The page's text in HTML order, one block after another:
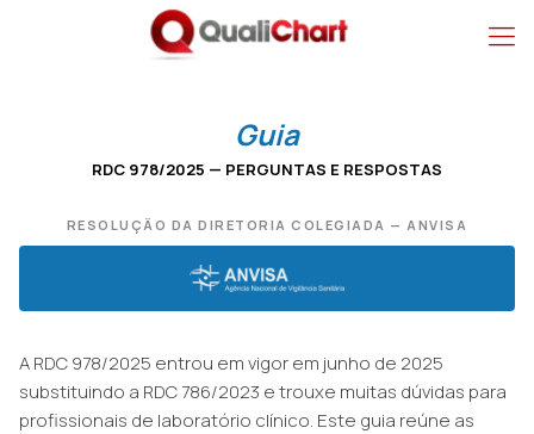
RDC 978/2025 —
Guia
RDC 978/2025 — PERGUNTAS E RESPOSTAS
RESOLUÇÃO DA DIRETORIA COLEGIADA — ANVISA
A RDC 978/2025 entrou em vigor em junho de 2025
substituindo a RDC 786/2023 e trouxe muitas dúvidas para
profissionais de laboratório clínico. Este guia reúne as